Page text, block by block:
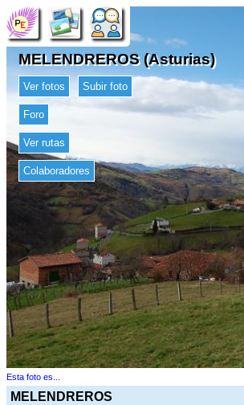
MELENDREROS (Asturias)
Ver fotos Subir foto
Foro
Ver rutas
Colaboradores
Esta foto es...
MELENDREROS